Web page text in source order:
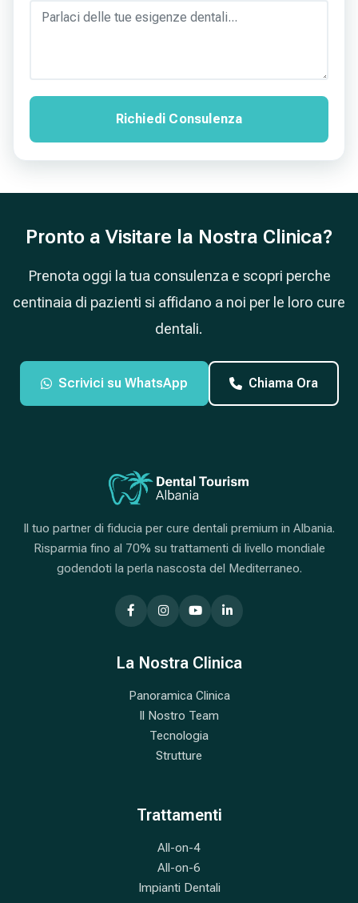
Richiedi Consulenza
Pronto a Visitare la Nostra Clinica?
Prenota oggi la tua consulenza e scopri perche
centinaia di pazienti si affidano a noi per le loro cure
dentali.
Scrivici su WhatsApp Chiama Ora
Il tuo partner di fiducia per cure dentali premium in Albania.
Risparmia fino al 70% su trattamenti di livello mondiale
godendoti la perla nascosta del Mediterraneo.
La Nostra Clinica
Panoramica Clinica
Il Nostro Team
Tecnologia
Strutture
Trattamenti
All-on-4
All-on-6
Impianti Dentali